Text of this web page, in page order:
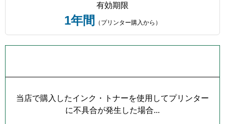
有効期限
1年間 （プリンター購入から）
当店で購入したインク・トナーを使用してプリンター
に不具合が発生した場合...